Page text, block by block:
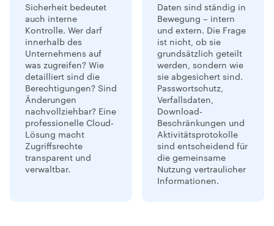
Sicherheit bedeutet
auch interne
Kontrolle. Wer darf
innerhalb des
Unternehmens auf
was zugreifen? Wie
detailliert sind die
Berechtigungen? Sind
Änderungen
nachvollziehbar? Eine
professionelle Cloud-
Lösung macht
Zugriffsrechte
transparent und
verwaltbar.
Daten sind ständig in
Bewegung – intern
und extern. Die Frage
ist nicht, ob sie
grundsätzlich geteilt
werden, sondern wie
sie abgesichert sind.
Passwortschutz,
Verfallsdaten,
Download-
Beschränkungen und
Aktivitätsprotokolle
sind entscheidend für
die gemeinsame
Nutzung vertraulicher
Informationen.